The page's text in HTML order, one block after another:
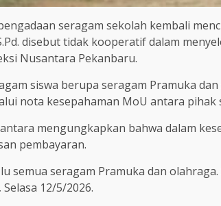
seragam sekolah kembali
disebut tidak kooperatif dalam
Nusantara Pekanbaru.
siswa berupa seragam Pramuka
nota kesepahaman MoU antara
mengungkapkan bahwa dalam
pembayaran.
semua seragam Pramuka dan
12/5/2026.